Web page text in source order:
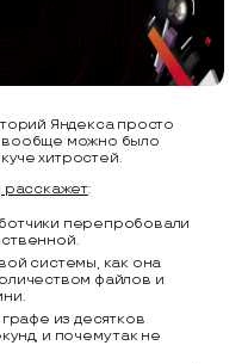
Яндекса просто
вообще можно было
хитростей.
расскажет:
перепробовали
системы, как она
файлов и
из десятков
и почему так не